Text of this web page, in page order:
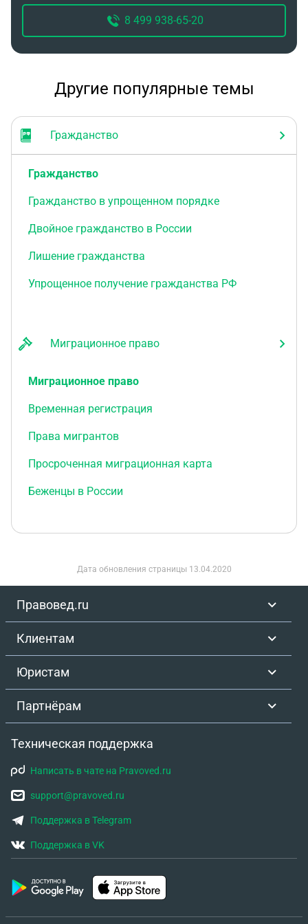
8 499 938-65-20
Другие популярные темы
Гражданство
Гражданство
Гражданство в упрощенном порядке
Двойное гражданство в России
Лишение гражданства
Упрощенное получение гражданства РФ
Миграционное право
Миграционное право
Временная регистрация
Права мигрантов
Просроченная миграционная карта
Беженцы в России
Дата обновления страницы 13.04.2020
Правовед.ru
Клиентам
Юристам
Партнёрам
Техническая поддержка
Написать в чате на Pravoved.ru
support@pravoved.ru
Поддержка в Telegram
Поддержка в VK